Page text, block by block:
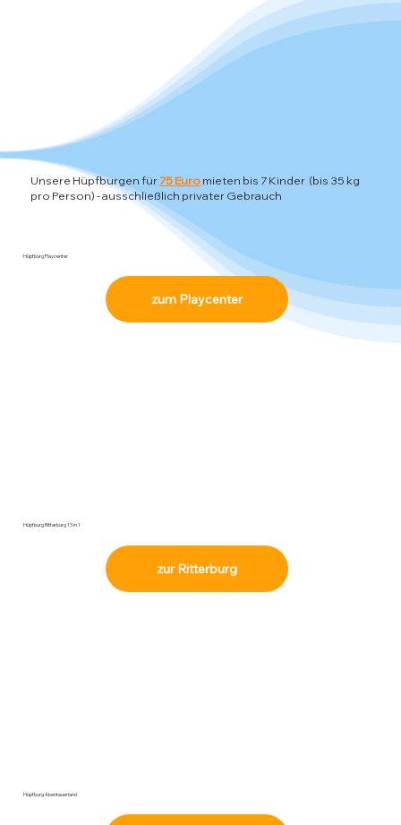
Unsere Hüpfburgen für75 Euromieten bis 7 Kinder (bis 35 kg
pro Person)- ausschließlich privater Gebrauch
Hüpfburg Playcenter
zum Playcenter
Hüpfburg Ritterburg 13 in 1
zur Ritterburg
Hüpfburg Abenteuerland